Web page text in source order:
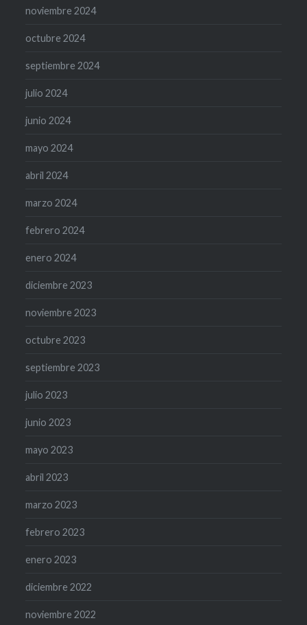
noviembre 2024
octubre 2024
septiembre 2024
julio 2024
junio 2024
mayo 2024
abril 2024
marzo 2024
febrero 2024
enero 2024
diciembre 2023
noviembre 2023
octubre 2023
septiembre 2023
julio 2023
junio 2023
mayo 2023
abril 2023
marzo 2023
febrero 2023
enero 2023
diciembre 2022
noviembre 2022